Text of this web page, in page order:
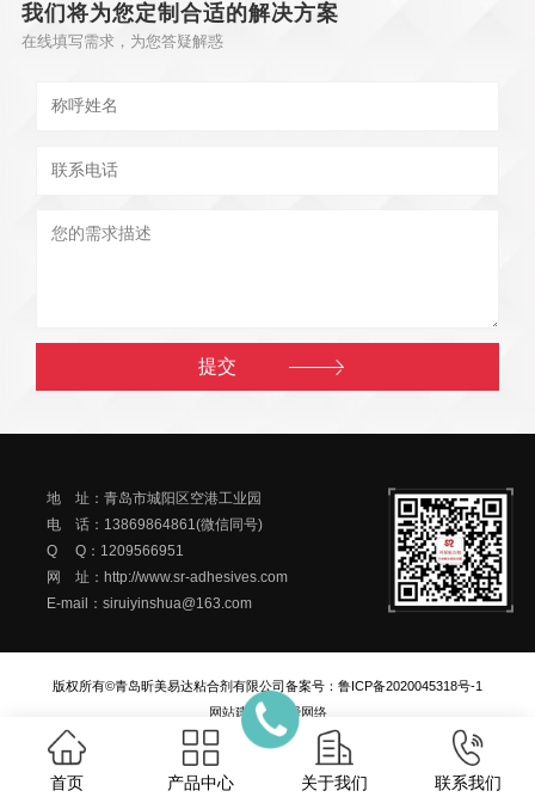
我们将为您定制合适的解决方案
在线填写需求，为您答疑解惑
地 址：青岛市城阳区空港工业园
电 话：13869864861(微信同号)
Q Q：1209566951
网 址：http://www.sr-adhesives.com
E-mail：siruiyinshua@163.com
版权所有©青岛昕美易达粘合剂有限公司备案号： 鲁ICP备2020045318号-1
网站建设 ： 一瞬网络
首页 产品中心 关于我们 联系我们